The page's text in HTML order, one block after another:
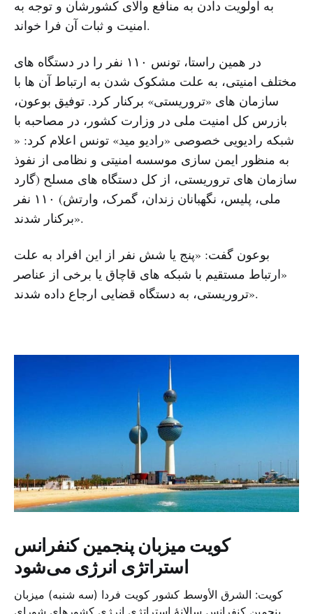
به اولویت دادن به منافع والای کشورشان و توجه به
امنیت و ثبات آن فرا خواند.
در همین راستا، تونس ۱۱۰ نفر را در دستگاه های
مختلف امنیتی، به علت مشکوک شدن به ارتباط آن ها با
سازمان های «تروریستی» برکنار کرد. توفیق بوعون،
بازرس کل امنیت ملی در وزارت کشور، در مصاحبه با
شبکه رادیویی خصوصی «رادیو مید» تونس اعلام کرد: «
به منظور ایمن سازی موسسه امنیتی و نظامی از نفوذ
سازمان های تروریستی، از کل دستگاه های مسلح (گارد
ملی، پلیس، نگهبانان زندان، گمرک، وارتش) ۱۱۰ نفر
برکنار شدند».
بوعون گفت: «پنج یا شش نفر از این افراد به علت
«ارتباط مستقیم با شبکه های قاچاق یا برخی از عناصر
تروریستی، به دستگاه قضایی ارجاع داده شدند».
کویت میزبان پنجمین کنفرانس
استراتژی انرژی می‌شود
کویت: الشرق الأوسط کشور کویت فردا (سه شنبه) میزبان
پنجمین کنفرانس سالانهٔ استراتژی انرژی کشورهای شورای